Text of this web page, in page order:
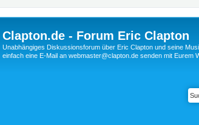
Clapton.de - Forum Eric Clapton
Unabhängiges Diskussionsforum über Eric Clapton und seine
einfach eine E-Mail an webmaster@clapton.de senden mit Eurem